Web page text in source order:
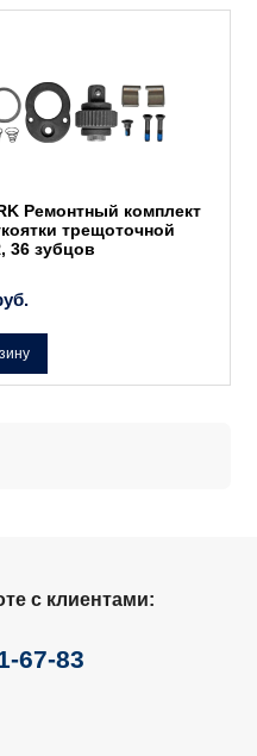
Ремонтный комплект
трещоточной
36 зубцов
с клиентами:
67-83